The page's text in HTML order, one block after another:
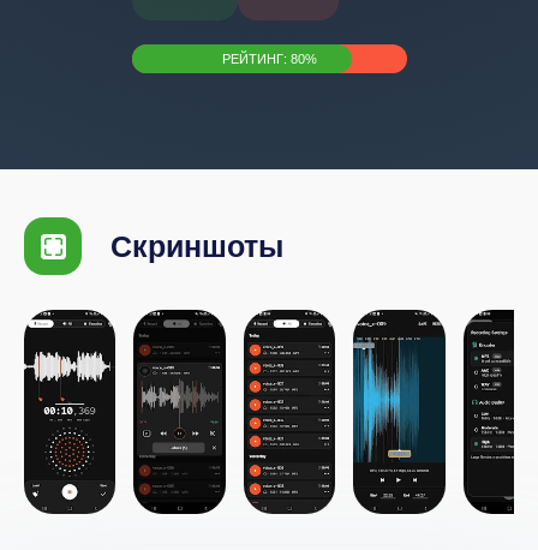
РЕЙТИНГ: 80%
Скриншоты